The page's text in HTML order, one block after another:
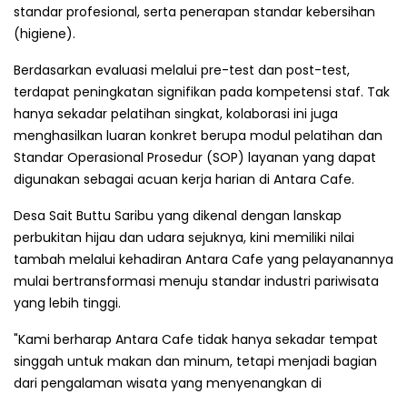
standar profesional, serta penerapan standar kebersihan
(higiene).
Berdasarkan evaluasi melalui pre-test dan post-test,
terdapat peningkatan signifikan pada kompetensi staf. Tak
hanya sekadar pelatihan singkat, kolaborasi ini juga
menghasilkan luaran konkret berupa modul pelatihan dan
Standar Operasional Prosedur (SOP) layanan yang dapat
digunakan sebagai acuan kerja harian di Antara Cafe.
Desa Sait Buttu Saribu yang dikenal dengan lanskap
perbukitan hijau dan udara sejuknya, kini memiliki nilai
tambah melalui kehadiran Antara Cafe yang pelayanannya
mulai bertransformasi menuju standar industri pariwisata
yang lebih tinggi.
"Kami berharap Antara Cafe tidak hanya sekadar tempat
singgah untuk makan dan minum, tetapi menjadi bagian
dari pengalaman wisata yang menyenangkan di